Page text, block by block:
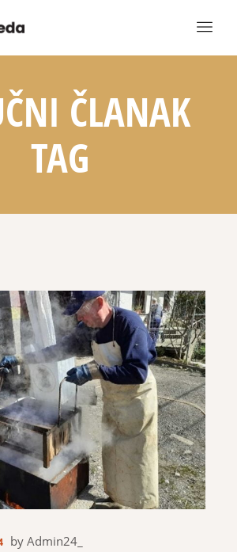
ČLANAK
TAG
by Admin24_